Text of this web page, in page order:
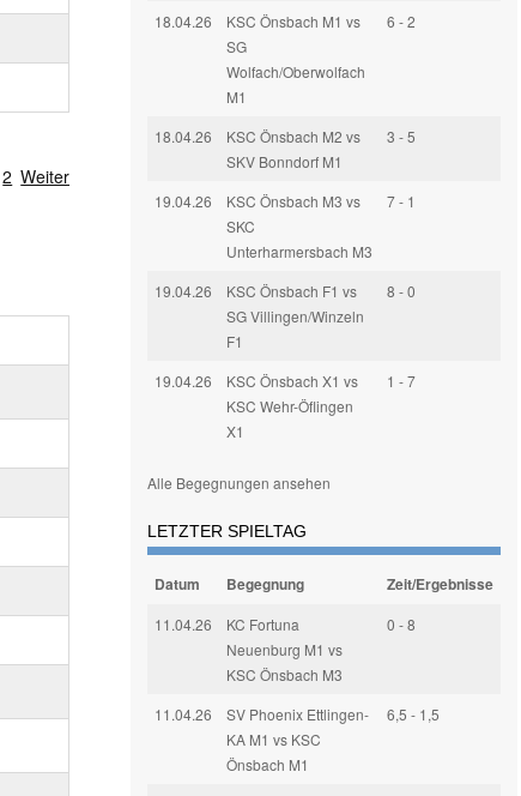
2 Weiter
18.04.26
KSC Önsbach M1 vs
SG
Wolfach/Oberwolfach
M1
6 - 2
18.04.26
KSC Önsbach M2 vs
SKV Bonndorf M1
3 - 5
19.04.26
KSC Önsbach M3 vs
SKC
Unterharmersbach M3
7 - 1
19.04.26
KSC Önsbach F1 vs
SG Villingen/Winzeln
F1
8 - 0
19.04.26
KSC Önsbach X1 vs
KSC Wehr-Öflingen
X1
1 - 7
Alle Begegnungen ansehen
LETZTER SPIELTAG
Datum Begegnung Zeit/Ergebnisse
11.04.26
KC Fortuna
Neuenburg M1 vs
KSC Önsbach M3
0 - 8
11.04.26
SV Phoenix Ettlingen-
KA M1 vs KSC
Önsbach M1
6,5 - 1,5